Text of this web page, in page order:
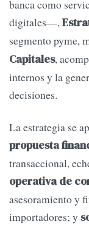
banca como
digitales—,
segmento pyme,
Capitales,
internos y la
decisiones.
La estrategia se
propuesta
transaccional,
operativa de
asesoramiento y
importadores; y